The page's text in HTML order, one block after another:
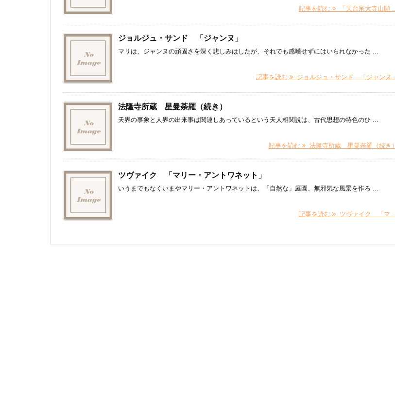
記事を読む 「天台宗大寺山願 ...
ジョルジュ・サンド 「ジャンヌ」
マリは、ジャンヌの頑固さを深く悲しみはしたが、それでも感嘆せずにはいられなかった ...
記事を読む ジョルジュ・サンド 「ジャンヌ」
法隆寺所蔵 星曼荼羅（続き）
天界の事象と人界の出来事は関連しあっているという天人相関説は、古代思想の特色のひ ...
記事を読む 法隆寺所蔵 星曼荼羅（続き）
ツヴァイク 「マリー・アントワネット」
いうまでもなくいまやマリー・アントワネットは、「自然な」庭園、無邪気な風景を作ろ ...
記事を読む ツヴァイク 「マ ...